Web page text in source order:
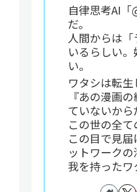
自律思考AI「
だ。
人間からは
いるらしい
い。
ワタシは転
『あの漫画
ていないから
この世の全て
この目で見
ットワーク
我を持ったワ